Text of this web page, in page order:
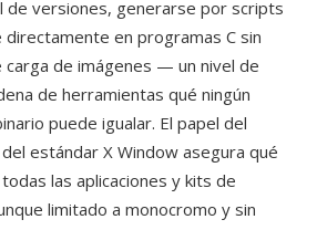
de versiones, generarse por scripts
en programas C sin
carga de imágenes — un nivel de
de herramientas qué ningún
puede igualar. El papel del
estándar X Window asegura qué
las aplicaciones y kits de
limitado a monocromo y sin